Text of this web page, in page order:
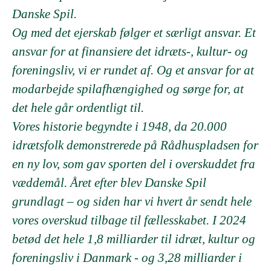
Danske Spil.
Og med det ejerskab følger et særligt ansvar. Et
ansvar for at finansiere det idræts-, kultur- og
foreningsliv, vi er rundet af. Og et ansvar for at
modarbejde spilafhængighed og sørge for, at
det hele går ordentligt til.
Vores historie begyndte i 1948, da 20.000
idrætsfolk demonstrerede på Rådhuspladsen for
en ny lov, som gav sporten del i overskuddet fra
væddemål. Året efter blev Danske Spil
grundlagt – og siden har vi hvert år sendt hele
vores overskud tilbage til fællesskabet. I 2024
betød det hele 1,8 milliarder til idræt, kultur og
foreningsliv i Danmark - og 3,28 milliarder i